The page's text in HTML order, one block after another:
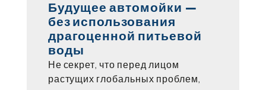
Будущее автомойки —
без использования
драгоценной питьевой
воды
Не секрет, что перед лицом
растущих глобальных проблем,